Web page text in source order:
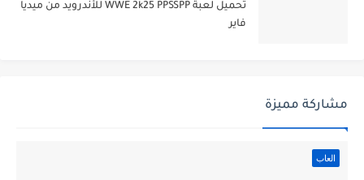
تحميل لعبة WWE 2k25 PPSSPP للأندرويد من ميديا
فاير
مشاركة مميزة
العاب